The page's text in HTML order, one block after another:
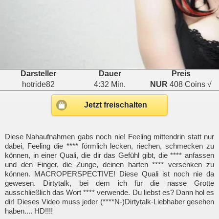
Darsteller Dauer
Preis
hotride82
4:32 Min. NUR 408 Coins √
Jetzt freischalten
Diese Nahaufnahmen gabs noch nie! Feeling mittendrin statt nur
dabei, Feeling die **** förmlich lecken, riechen, schmecken zu
können, in einer Quali, die dir das Gefühl gibt, die **** anfassen
und den Finger, die Zunge, deinen harten **** versenken zu
können. MACROPERSPECTIVE! Diese Quali ist noch nie da
gewesen. Dirtytalk, bei dem ich für die nasse Grotte
ausschließlich das Wort **** verwende. Du liebst es? Dann hol es
dir! Dieses Video muss jeder (****N-)Dirtytalk-Liebhaber gesehen
haben.... HD!!!!